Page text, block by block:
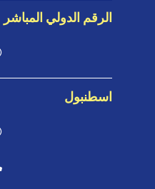
الرقم الدولي المباشر
اسطنبول